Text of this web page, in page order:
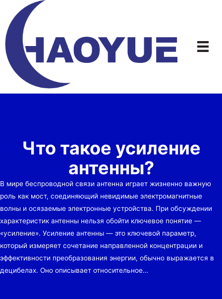
Перейти
содержимому
Что такое усиление
антенны?
В мире беспроводной связи антенна играет жизненно важную
роль как мост, соединяющий невидимые электромагнитные
волны и осязаемые электронные устройства. При обсуждении
характеристик антенны нельзя обойти ключевое понятие —
«усиление». Усиление антенны — это ключевой параметр,
который измеряет сочетание направленной концентрации и
эффективности преобразования энергии, обычно выражается в
децибелах. Оно описывает относительное…